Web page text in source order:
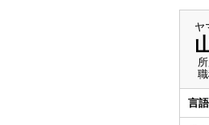
ヤ
所
職
言